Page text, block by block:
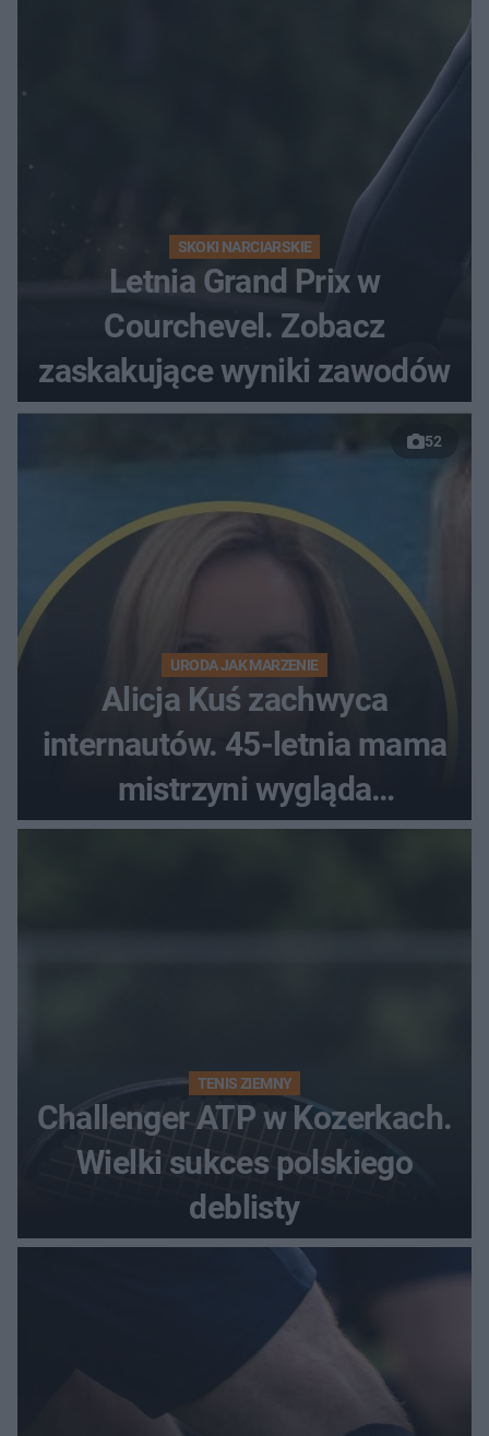
SKOKI NARCIARSKIE
Letnia Grand Prix w
Courchevel. Zobacz
zaskakujące wyniki zawodów
52
URODA JAK MARZENIE
Alicja Kuś zachwyca
internautów. 45-letnia mama
mistrzyni wygląda
zjawiskowo
TENIS ZIEMNY
Challenger ATP w Kozerkach.
Wielki sukces polskiego
deblisty